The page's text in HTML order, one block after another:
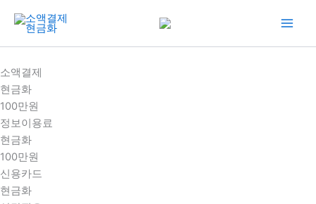
건
너
뛰
기
소액결제
현금화
100만원
정보이용료
현금화
100만원
신용카드
현금화